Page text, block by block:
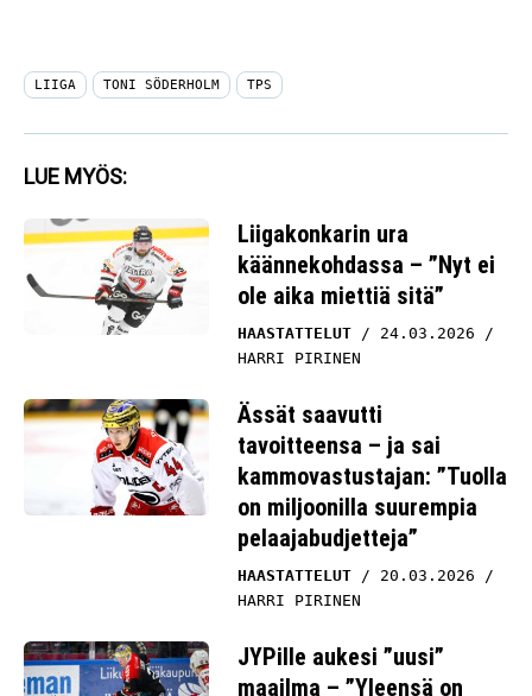
LIIGA TONI SÖDERHOLM TPS
LUE MYÖS:
Liigakonkarin ura
käännekohdassa – ”Nyt ei
ole aika miettiä sitä”
HAASTATTELUT
24.03.2026
HARRI PIRINEN
Ässät saavutti
tavoitteensa – ja sai
kammovastustajan: ”Tuolla
on miljoonilla suurempia
pelaajabudjetteja”
HAASTATTELUT
20.03.2026
HARRI PIRINEN
JYPille aukesi ”uusi”
maailma – ”Yleensä on